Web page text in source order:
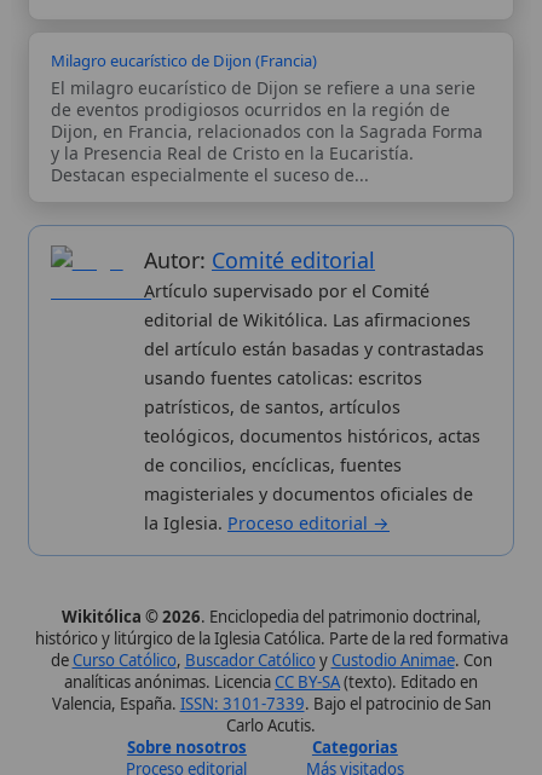
patrísticos, de santos, artículos
teológicos, documentos históricos, actas
de concilios, encíclicas, fuentes
magisteriales y documentos oficiales de
la Iglesia.Proceso editorial →
Wikitólica © 2026. Enciclopedia del patrimonio doctrinal,
histórico y litúrgico de la Iglesia Católica. Parte de la red formativa
deCurso Católico,Buscador CatólicoyCustodio Animae. Con
analíticas anónimas. LicenciaCC BY-SA(texto). Editado en
Carlo Acutis.
Sobre nosotros
Publicación seriada
Datos abiertos
Estadísticas
Aviso legal
Política de privacidad
Categorias
Nuevas entradas
Cambios recientes
Aplicaciones
Kit de Prensa
Widgets para tu web
✦ SÍGUENOS EN
Perfil de Instagram
Síguenos · @wikitolica